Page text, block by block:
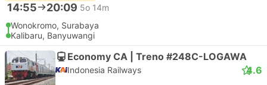
14:55 20:09 5o 14m
Wonokromo, Surabaya
Kalibaru, Banyuwangi
Economy CA | Treno #248C-LOGAWA
Indonesia Railways 4.6